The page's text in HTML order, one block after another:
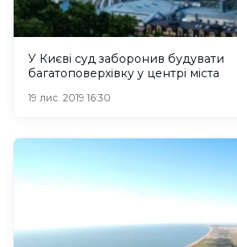
У Києві суд заборонив будувати
багатоповерхівку у центрі міста
19 лис. 2019 16:30